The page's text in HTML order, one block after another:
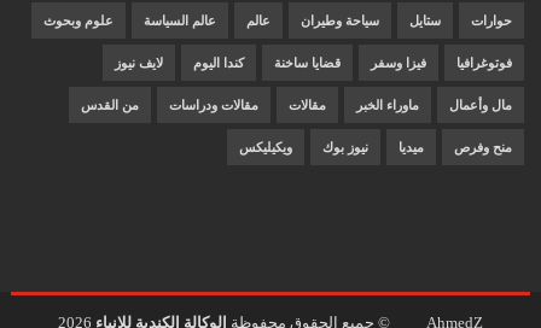
حوارات ستايل سياحة وطيران عالم عالم السياسة علوم وبحوث
فوتوغرافيا فيزا وسفر قضايا ساخنة كندا اليوم لايف نيوز
مال وأعمال ماوراء الخبر مقالات مقالات ودراسات من القدس
منح وفرص ميديا نيوز بوك ويكيليكس
AhmedZ © جميع الحقوق محفوظة الوكالة الكندية للانباء 2026